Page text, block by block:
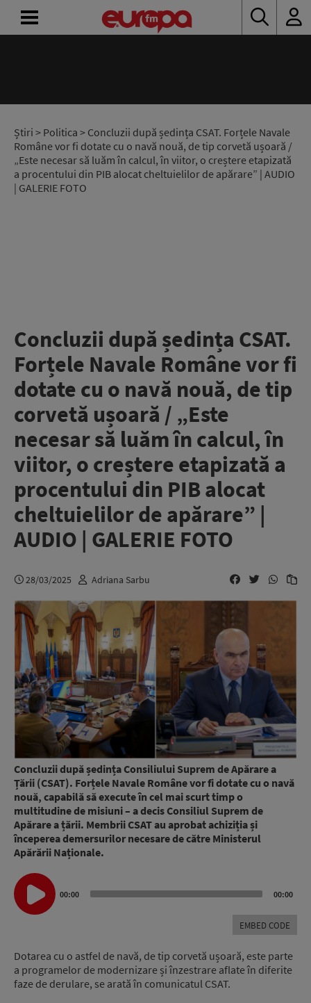
Știri > Politica > Concluzii după ședința CSAT. Forțele Navale
Române vor fi dotate cu o navă nouă, de tip corvetă ușoară /
„Este necesar să luăm în calcul, în viitor, o creștere etapizată
a procentului din PIB alocat cheltuielilor de apărare” | AUDIO
| GALERIE FOTO
Concluzii după ședința CSAT.
Forțele Navale Române vor fi
dotate cu o navă nouă, de tip
corvetă ușoară / „Este
necesar să luăm în calcul, în
viitor, o creștere etapizată a
procentului din PIB alocat
cheltuielilor de apărare” |
AUDIO | GALERIE FOTO
28/03/2025 Adriana Sarbu
Concluzii după ședința Consiliului Suprem de Apărare a
Țării (CSAT). Forțele Navale Române vor fi dotate cu o navă
nouă, capabilă să execute în cel mai scurt timp o
multitudine de misiuni – a decis Consiliul Suprem de
Apărare a țării. Membrii CSAT au aprobat achiziția și
începerea demersurilor necesare de către Ministerul
Apărării Naționale.
Audio
Player
00:00 00:00
EMBED CODE
Dotarea cu o astfel de navă, de tip corvetă ușoară, este parte
a programelor de modernizare și înzestrare aflate în diferite
faze de derulare, se arată în comunicatul CSAT.
RADIO
CONCURSURI